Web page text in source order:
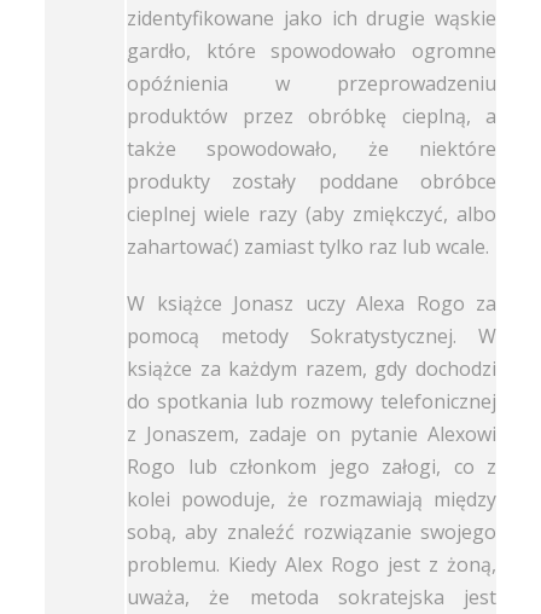
zidentyfikowane jako ich drugie wąskie
gardło, które spowodowało ogromne
opóźnienia w przeprowadzeniu
produktów przez obróbkę cieplną, a
także spowodowało, że niektóre
produkty zostały poddane obróbce
cieplnej wiele razy (aby zmiękczyć, albo
zahartować) zamiast tylko raz lub wcale.
W książce Jonasz uczy Alexa Rogo za
pomocą metody Sokratystycznej. W
książce za każdym razem, gdy dochodzi
do spotkania lub rozmowy telefonicznej
z Jonaszem, zadaje on pytanie Alexowi
Rogo lub członkom jego załogi, co z
kolei powoduje, że rozmawiają między
sobą, aby znaleźć rozwiązanie swojego
problemu. Kiedy Alex Rogo jest z żoną,
uważa, że ​​metoda sokratejska jest